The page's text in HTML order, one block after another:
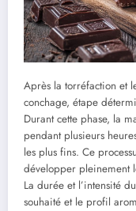
Après la torréfaction et
conchage, étape
Durant cette phase, la
pendant plusieurs
les plus fins. Ce
développer pleinement
La durée et l’intensité
souhaité et le profil